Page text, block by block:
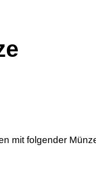
mit folgender